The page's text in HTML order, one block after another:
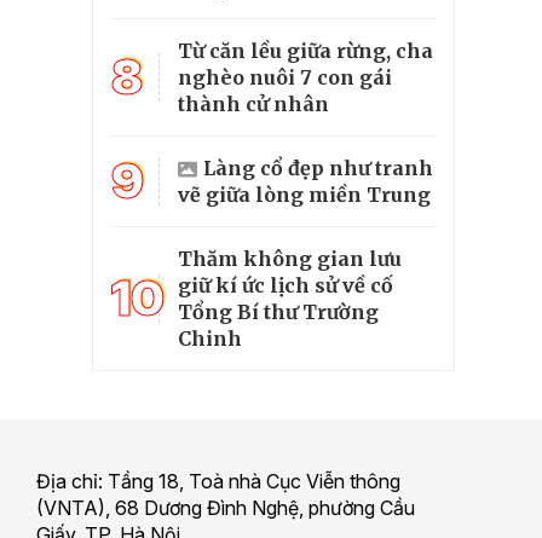
8
Từ căn lều giữa rừng, cha
nghèo nuôi 7 con gái
thành cử nhân
9
Làng cổ đẹp như tranh
vẽ giữa lòng miền Trung
10
Thăm không gian lưu
giữ kí ức lịch sử về cố
Tổng Bí thư Trường
Chinh
Địa chỉ: Tầng 18, Toà nhà Cục Viễn thông
(VNTA), 68 Dương Đình Nghệ, phường Cầu